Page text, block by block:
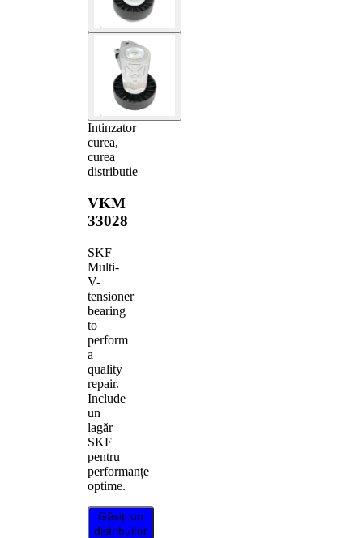
Intinzator
curea,
curea
distributie
VKM
33028
SKF
Multi-
V-
tensioner
bearing
to
perform
a
quality
repair.
Include
un
lagăr
SKF
pentru
performanțe
optime.
Găsiți un
distribuitor